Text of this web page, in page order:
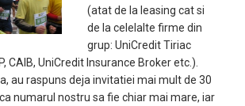
(atat de la leasing cat si
de la celelalte firme din
grup: UniCredit Tiriac
CAIB, UniCredit Insurance Broker etc.).
au raspuns deja invitatiei mai mult de 30
numarul nostru sa fie chiar mai mare, iar